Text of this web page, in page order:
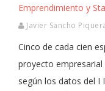
Emprendimiento y
Javier Sancho
Cinco de cada cien
proyecto
según los datos del